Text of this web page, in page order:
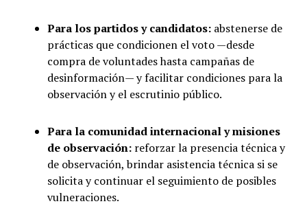
Para los partidos y candidatos:abstenerse de
prácticas que condicionen el voto —desde
compra de voluntades hasta campañas de
desinformación— y facilitar condiciones para la
observación y el escrutinio público.
Para la comunidad internacional y misiones
de observación:reforzar la presencia técnica y
de observación, brindar asistencia técnica si se
solicita y continuar el seguimiento de posibles
vulneraciones.